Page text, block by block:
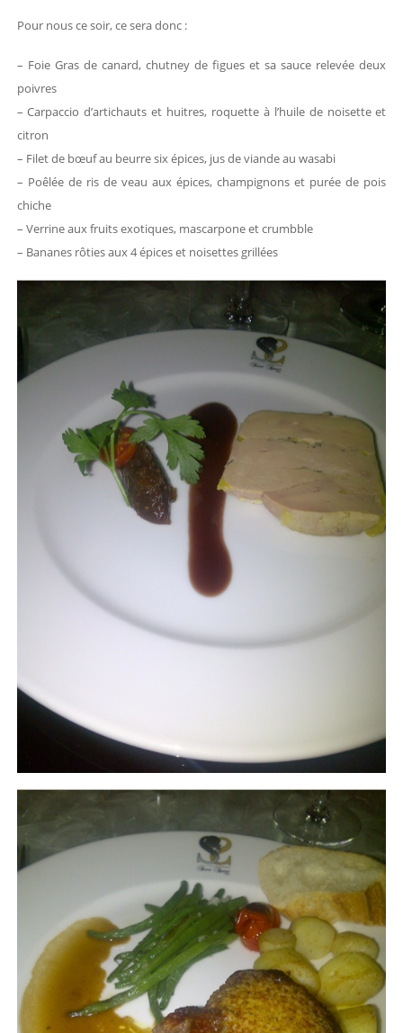
Pour nous ce soir, ce sera donc :
– Foie Gras de canard, chutney de figues et sa sauce relevée deux
poivres
– Carpaccio d’artichauts et huitres, roquette à l’huile de noisette et
citron
– Filet de bœuf au beurre six épices, jus de viande au wasabi
– Poêlée de ris de veau aux épices, champignons et purée de pois
chiche
– Verrine aux fruits exotiques, mascarpone et crumbble
– Bananes rôties aux 4 épices et noisettes grillées